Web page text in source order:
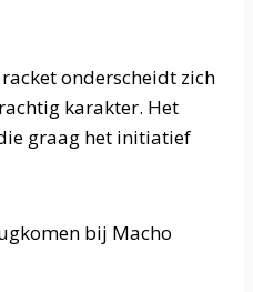
onderscheidt zich
karakter. Het
graag het initiatief
bij Macho